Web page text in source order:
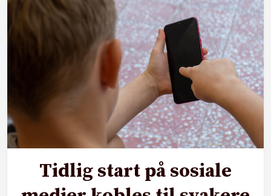
Tidlig start på sosiale